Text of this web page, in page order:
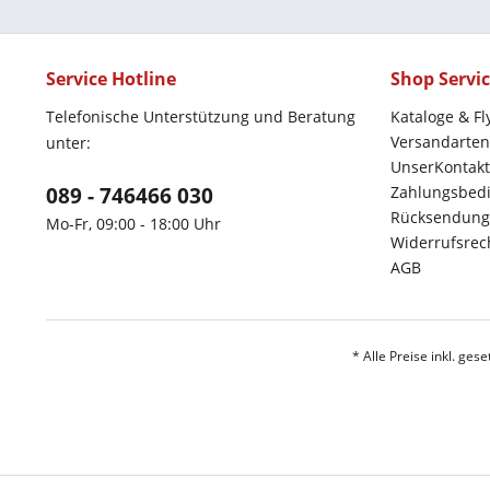
Service Hotline
Telefonische Unterstützung und Beratung
unter:
089 - 746466 030
Mo-Fr, 09:00 - 18:00 Uhr
Shop
Kataloge &
Versandarten
UnserKontakt
AGB
* Alle Preise inkl.